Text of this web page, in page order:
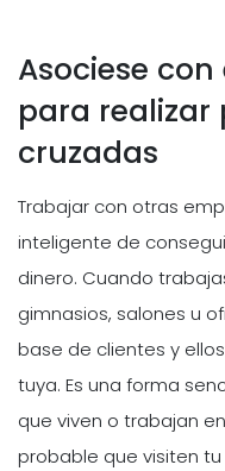
Asociese
para realizar
cruzadas
Trabajar con otras
inteligente de
dinero. Cuando
gimnasios, salones u
base de clientes y
tuya. Es una forma
que viven o trabajan
probable que visiten